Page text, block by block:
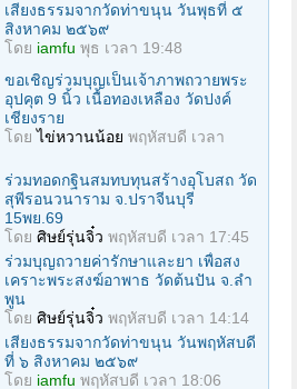
เสียงธรรมจากวัดท่าขนุน วันพุธที่ ๕
สิงหาคม ๒๕๖๙
โดย iamfu พุธ เวลา 19:48
ขอเชิญร่วมบุญเป็นเจ้าภาพถวายพระ
อุปคุต 9 นิ้ว เนื้อทองเหลือง วัดปงค์
เชียงราย
โดยไข่หวานน้อย พฤหัสบดี เวลา
ร่วมทอดกฐินสมทบทุนสร้างอุโบสถ วัด
สุพีรอนวนาราม จ.ปราจีนบุรี
15พย.69
โดย ศิษย์รุ่นจิ๋ว พฤหัสบดี เวลา 17:45
ร่วมบุญถวายค่ารักษาและยา เพื่อสง
เคราะพระสงฆ์อาพาธ วัดต้นปัน จ.ลํา
พูน
โดย ศิษย์รุ่นจิ๋ว พฤหัสบดี เวลา 14:14
เสียงธรรมจากวัดท่าขนุน วันพฤหัสบดี
ที่ ๖ สิงหาคม ๒๕๖๙
โดย iamfu พฤหัสบดี เวลา 18:06